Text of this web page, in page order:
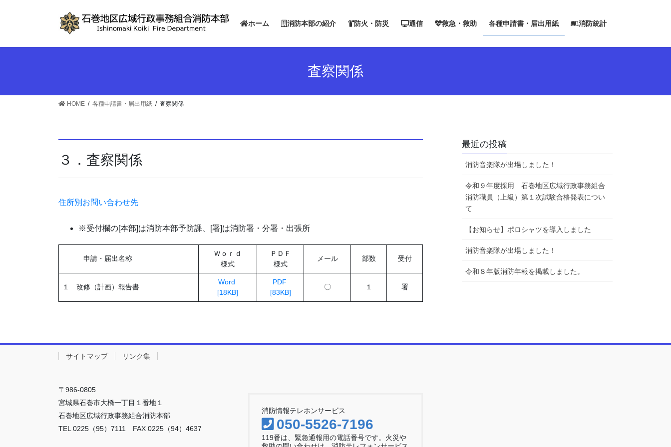
ホーム 消防本部の紹介 防火・防災 通信 救急・救助 各種申請書・届出用紙 消防統計
査察関係
HOME 各種申請書・届出用紙 査察関係
３．査察関係
住所別お問い合わせ先
※受付欄の[本部]は消防本部予防課、[署]は消防署・分署・出張所
申請・届出名称
Ｗｏｒｄ
様式
ＰＤＦ
様式
メール 部数 受付
１ 改修（計画）報告書
Word
[18KB]
PDF
[83KB]
〇 １ 署
最近の投稿
消防音楽隊が出場しました！
令和９年度採用 石巻地区広域行政事務組合
消防職員（上級）第１次試験合格発表につい
て
【お知らせ】ポロシャツを導入しました
消防音楽隊が出場しました！
令和８年版消防年報を掲載しました。
サイトマップ リンク集
〒986-0805
宮城県石巻市大橋一丁目１番地１
石巻地区広域行政事務組合消防本部
TEL 0225（95）7111 FAX 0225（94）4637
消防情報テレホンサービス
050-5526-7196
119番は、緊急通報用の電話番号です。火災や